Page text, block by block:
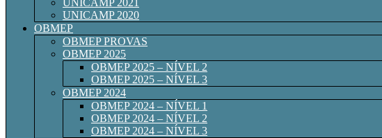
UNICAMP 2021
UNICAMP 2020
OBMEP
OBMEP PROVAS
OBMEP 2025
OBMEP 2025 – NÍVEL 2
OBMEP 2025 – NÍVEL 3
OBMEP 2024
OBMEP 2024 – NÍVEL 1
OBMEP 2024 – NÍVEL 2
OBMEP 2024 – NÍVEL 3